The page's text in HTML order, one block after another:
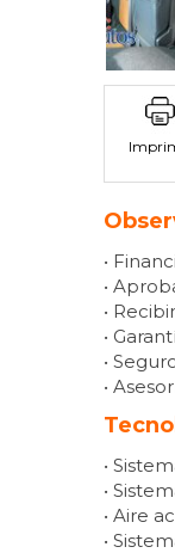
•
•
•
•
•
•
•
•
• Aire
•